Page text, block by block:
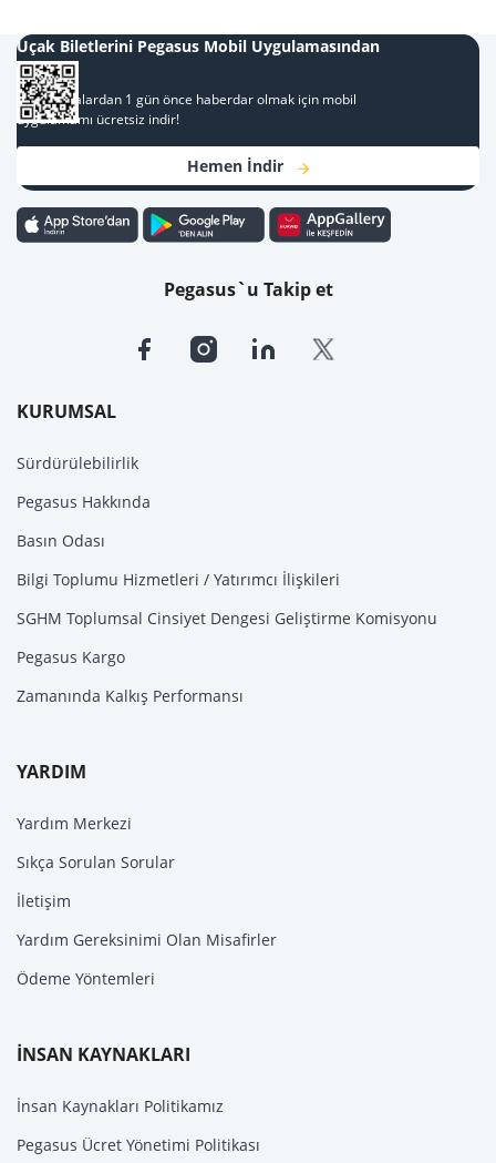
KURUMSAL
Sürdürülebilirlik
Pegasus Hakkında
Basın Odası
Bilgi Toplumu Hizmetleri / Yatırımcı İlişkileri
SGHM Toplumsal Cinsiyet Dengesi Geliştirme Komisyonu
Pegasus Kargo
Zamanında Kalkış Performansı
YARDIM
Yardım Merkezi
Sıkça Sorulan Sorular
İletişim
Yardım Gereksinimi Olan Misafirler
Ödeme Yöntemleri
İNSAN KAYNAKLARI
İnsan Kaynakları Politikamız
Pegasus Ücret Yönetimi Politikası
Uçak Biletlerini Pegasus Mobil Uygulamasından
Al
Kampanyalardan 1 gün önce haberdar olmak için mobil
uygulamamı ücretsiz indir!
Hemen İndir
Pegasus`u Takip et